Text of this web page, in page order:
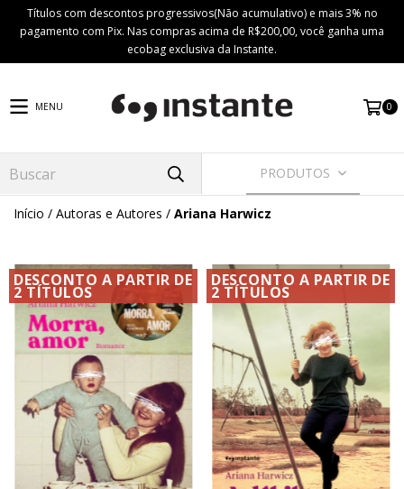
Títulos com descontos progressivos(Não acumulativo) e mais 3% no
pagamento com Pix. Nas compras acima de R$200,00, você ganha uma
ecobag exclusiva da Instante.
MENU 0
PRODUTOS
Início / Autoras e Autores / Ariana Harwicz
DESCONTO A PARTIR DE
2 TÍTULOS
DESCONTO A PARTIR DE
2 TÍTULOS